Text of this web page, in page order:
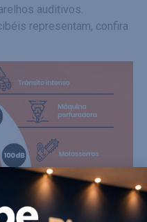
auditivos.
representam, confira